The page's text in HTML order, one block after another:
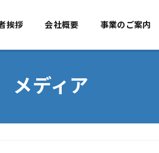
TOPページ 代表者挨拶
挨拶 会社概要 事業のご案内
メディア